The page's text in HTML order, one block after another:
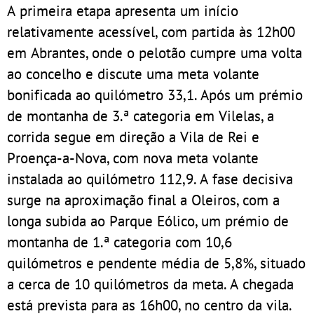
A primeira etapa apresenta um início
relativamente acessível, com partida às 12h00
em Abrantes, onde o pelotão cumpre uma volta
ao concelho e discute uma meta volante
bonificada ao quilómetro 33,1. Após um prémio
de montanha de 3.ª categoria em Vilelas, a
corrida segue em direção a Vila de Rei e
Proença-a-Nova, com nova meta volante
instalada ao quilómetro 112,9. A fase decisiva
surge na aproximação final a Oleiros, com a
longa subida ao Parque Eólico, um prémio de
montanha de 1.ª categoria com 10,6
quilómetros e pendente média de 5,8%, situado
a cerca de 10 quilómetros da meta. A chegada
está prevista para as 16h00, no centro da vila.